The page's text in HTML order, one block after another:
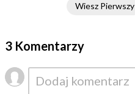
Wiesz Pierwszy
3 Komentarzy